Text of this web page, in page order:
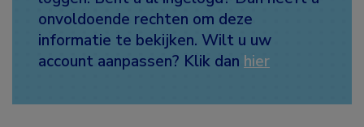
onvoldoende rechten om deze
informatie te bekijken. Wilt u uw
account aanpassen? Klik dan hier